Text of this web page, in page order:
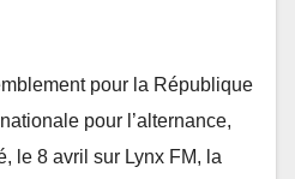
pour la République
pour l’alternance,
le 8 avril sur Lynx FM, la